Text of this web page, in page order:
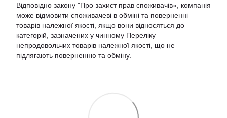
Відповідно закону "Про захист прав споживачів» , компанія
може відмовити споживачеві в обміні та поверненні
товарів належної якості, якщо вони відносяться до
категорій, зазначених у чинному Переліку
непродовольчих товарів належної якості, що не
підлягають поверненню та обміну.